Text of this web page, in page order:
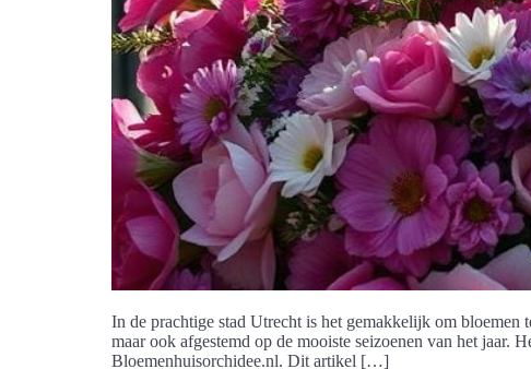
In de prachtige stad Utrecht is het gemakkelijk om bloemen
maar ook afgestemd op de mooiste seizoenen van het jaar.
Bloemenhuisorchidee.nl. Dit artikel […]